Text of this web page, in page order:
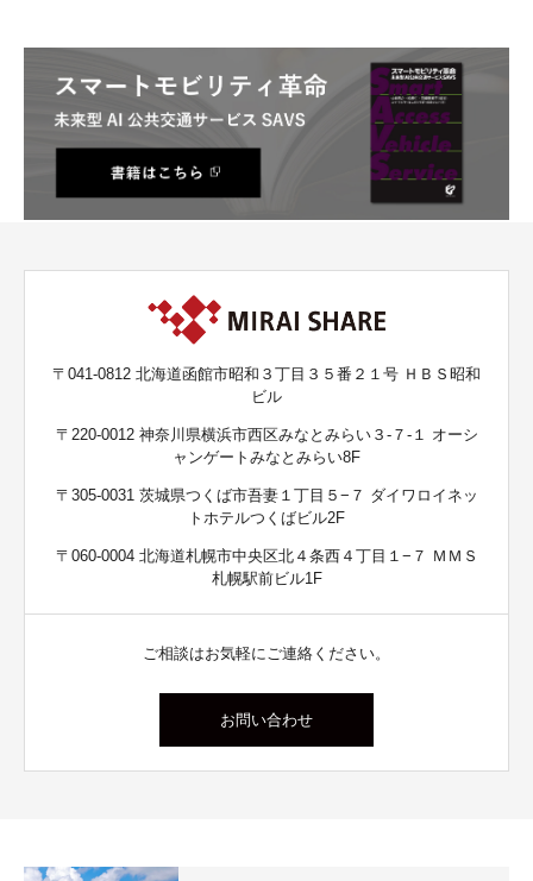
〒041-0812 北海道函館市昭和３丁目３５番２１号 ＨＢＳ昭和
ビル
〒220-0012 神奈川県横浜市西区みなとみらい３-７-１ オーシ
ャンゲートみなとみらい8F
〒305-0031 茨城県つくば市吾妻１丁目５−７ ダイワロイネッ
トホテルつくばビル2F
〒060-0004 北海道札幌市中央区北４条西４丁目１−７ ＭＭＳ
札幌駅前ビル1F
ご相談はお気軽にご連絡ください。
お問い合わせ